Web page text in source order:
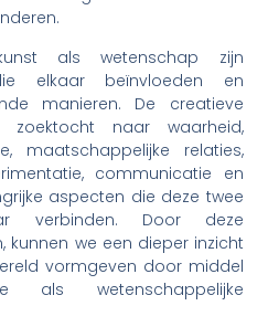
als wetenschap zijn
elkaar beïnvloeden en
manieren. De creatieve
zoektocht naar waarheid,
maatschappelijke relaties,
communicatie en
aspecten die deze twee
verbinden. Door deze
kunnen we een dieper inzicht
vormgeven door middel
als wetenschappelijke